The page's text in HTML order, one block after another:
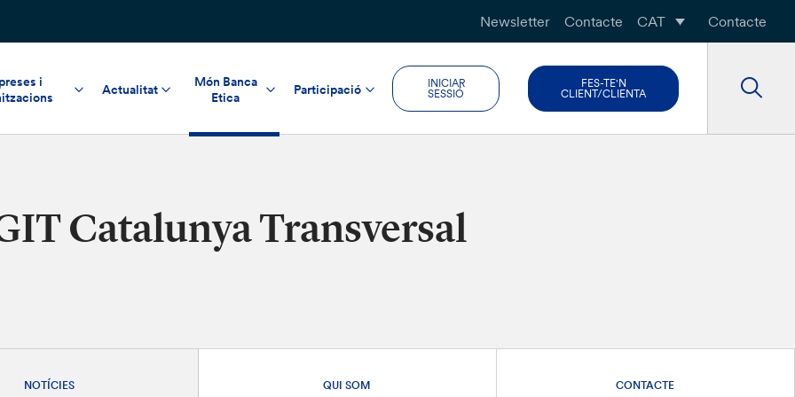
Newsletter Contacte CAT Contacte
i
Actualitat
Món Banca
Etica
Participació
INICIAR
SESSIÓ
FES-TE'N
CLIENT/CLIENTA
Catalunya Transversal
NOTÍCIES QUI SOM CONTACTE